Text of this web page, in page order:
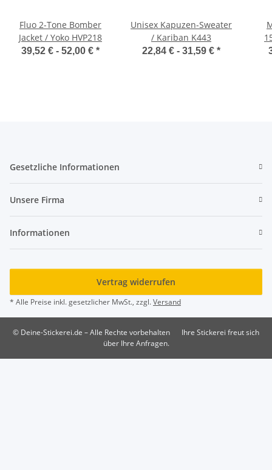
Fluo 2-Tone Bomber
Jacket / Yoko HVP218
39,52 € - 52,00 € *
Unisex Kapuzen-Sweater
/ Kariban K443
22,84 € - 31,59 € *
Gesetzliche Informationen
Unsere Firma
Informationen
Vertrag widerrufen
* Alle Preise inkl. gesetzlicher MwSt., zzgl.Versand
© Deine-Stickerei.de – Alle Rechte vorbehalten
Ihre Stickerei freut sich
über Ihre Anfragen.